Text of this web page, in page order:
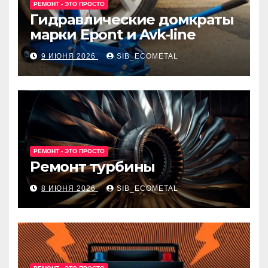
РЕМОНТ - ЭТО ПРОСТО
Гидравлические домкраты
марки Epont и Avk-line
9 ИЮНЯ 2026 SIB_ECOMETAL
РЕМОНТ - ЭТО ПРОСТО
Ремонт турбины
8 ИЮНЯ 2026 SIB_ECOMETAL